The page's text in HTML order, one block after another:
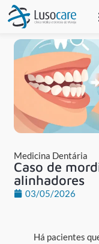
Medicina Dentária
Caso de
alinhadores
03/05/2026
Há pacientes